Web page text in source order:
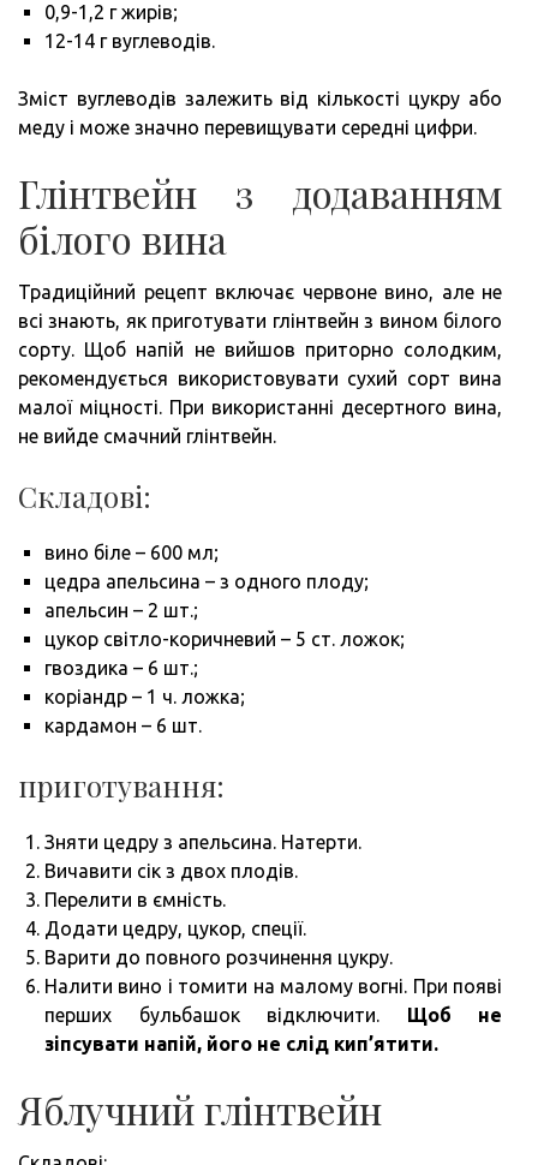
0,9-1,2 г жирів;
12-14 г вуглеводів.
Зміст вуглеводів залежить від кількості цукру або
меду і може значно перевищувати середні цифри.
Глінтвейн з додаванням
білого вина
Традиційний рецепт включає червоне вино, але не
всі знають, як приготувати глінтвейн з вином білого
сорту. Щоб напій не вийшов приторно солодким,
рекомендується використовувати сухий сорт вина
малої міцності. При використанні десертного вина,
не вийде смачний глінтвейн.
Складові:
вино біле – 600 мл;
цедра апельсина – з одного плоду;
апельсин – 2 шт.;
цукор світло-коричневий – 5 ст. ложок;
гвоздика – 6 шт.;
коріандр – 1 ч. ложка;
кардамон – 6 шт.
приготування:
Зняти цедру з апельсина. Натерти.
Вичавити сік з двох плодів.
Перелити в ємність.
Додати цедру, цукор, спеції.
Варити до повного розчинення цукру.
Налити вино і томити на малому вогні. При появі
перших бульбашок відключити.
Щоб не
зіпсувати напій, його не слід кип’ятити.
Яблучний глінтвейн